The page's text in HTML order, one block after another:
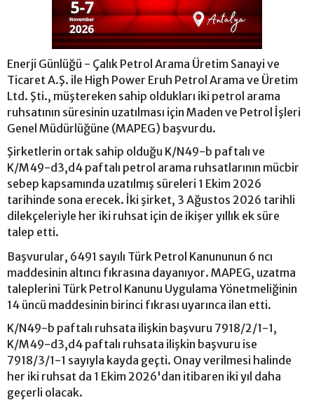
Enerji Günlüğü - Çalık Petrol Arama Üretim Sanayi ve
Ticaret A.Ş. ile High Power Eruh Petrol Arama ve Üretim
Ltd. Şti., müştereken sahip oldukları iki petrol arama
ruhsatının süresinin uzatılması için Maden ve Petrol İşleri
Genel Müdürlüğüne (MAPEG) başvurdu.
Şirketlerin ortak sahip olduğu K/N49-b paftalı ve
K/M49-d3,d4 paftalı petrol arama ruhsatlarının mücbir
sebep kapsamında uzatılmış süreleri 1 Ekim 2026
tarihinde sona erecek. İki şirket, 3 Ağustos 2026 tarihli
dilekçeleriyle her iki ruhsat için de ikişer yıllık ek süre
talep etti.
Başvurular, 6491 sayılı Türk Petrol Kanununun 6 ncı
maddesinin altıncı fıkrasına dayanıyor. MAPEG, uzatma
taleplerini Türk Petrol Kanunu Uygulama Yönetmeliğinin
14 üncü maddesinin birinci fıkrası uyarınca ilan etti.
K/N49-b paftalı ruhsata ilişkin başvuru 7918/2/1-1,
K/M49-d3,d4 paftalı ruhsata ilişkin başvuru ise
7918/3/1-1 sayıyla kayda geçti. Onay verilmesi halinde
her iki ruhsat da 1 Ekim 2026'dan itibaren iki yıl daha
geçerli olacak.